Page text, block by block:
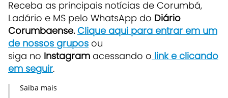
Receba as principais notícias de Corumbá,
Ladário e MS pelo WhatsApp do Diário
Corumbaense.Clique aqui para entrar em um
de nossos grupos ou
siga no Instagram acessando o link e clicando
em seguir.
Saiba mais